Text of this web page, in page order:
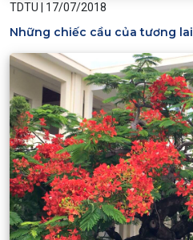
TDTU 17/07/2018
Những chiếc cầu của tương lai